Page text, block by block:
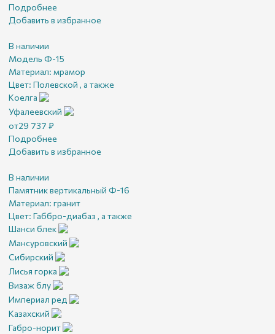
Подробнее
Добавить в избранное
В наличии
Модель Ф-15
Материал: мрамор
Цвет: Полевской , а также
Коелга
Уфалеевский
от29 737 ₽
Подробнее
Добавить в избранное
В наличии
Памятник вертикальный Ф-16
Материал: гранит
Цвет: Габбро-диабаз , а также
Шанси блек
Мансуровский
Сибирский
Лисья горка
Визаж блу
Империал ред
Казахский
Габро-норит